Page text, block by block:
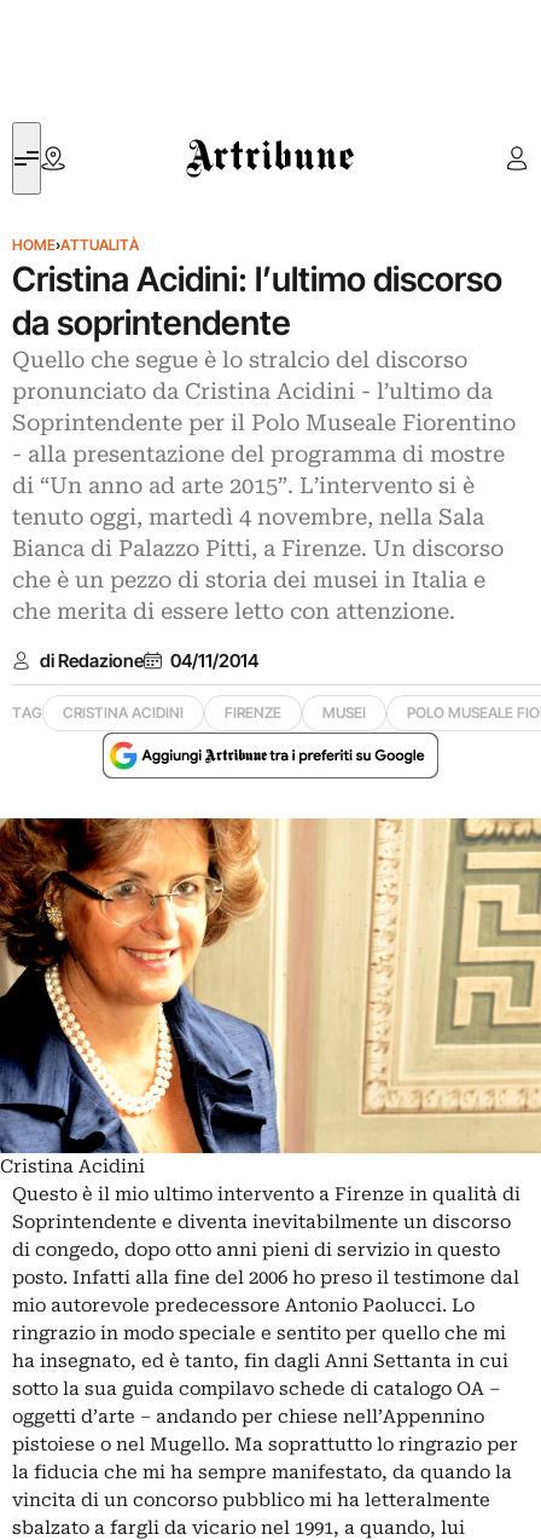
Artribune
HOME›ATTUALITÀ
Cristina Acidini: l’ultimo discorso
da soprintendente
Quello che segue è lo stralcio del discorso
pronunciato da Cristina Acidini - l’ultimo da
Soprintendente per il Polo Museale Fiorentino
- alla presentazione del programma di mostre
di “Un anno ad arte 2015”. L’intervento si è
tenuto oggi, martedì 4 novembre, nella Sala
Bianca di Palazzo Pitti, a Firenze. Un discorso
che è un pezzo di storia dei musei in Italia e
che merita di essere letto con attenzione.
di Redazione 04/11/2014
TAG CRISTINA ACIDINI FIRENZE MUSEI POLO MUSEALE
Cristina Acidini
Questo è il mio ultimo intervento a Firenze in qualità di
Soprintendente e diventa inevitabilmente un discorso
di congedo, dopo otto anni pieni di servizio in questo
posto. Infatti alla fine del 2006 ho preso il testimone dal
mio autorevole predecessore Antonio Paolucci. Lo
ringrazio in modo speciale e sentito per quello che mi
ha insegnato, ed è tanto, fin dagli Anni Settanta in cui
sotto la sua guida compilavo schede di catalogo OA –
oggetti d’arte – andando per chiese nell’Appennino
pistoiese o nel Mugello. Ma soprattutto lo ringrazio per
la fiducia che mi ha sempre manifestato, da quando la
vincita di un concorso pubblico mi ha letteralmente
sbalzato a fargli da vicario nel 1991, a quando, lui